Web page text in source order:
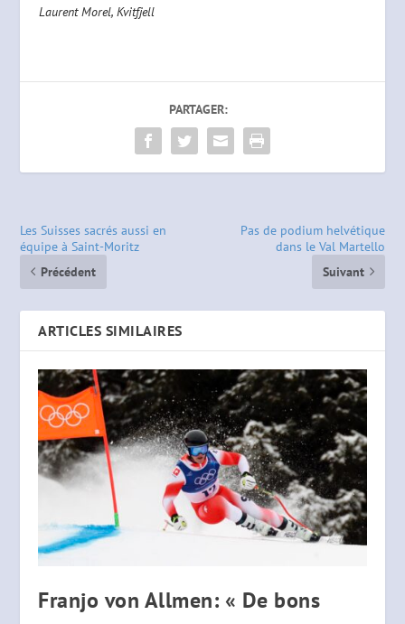
Laurent Morel, Kvitfjell
PARTAGER:
Les Suisses sacrés aussi en
équipe à Saint-Moritz
Précédent
Pas de podium helvétique
dans le Val Martello
Suivant
ARTICLES SIMILAIRES
Franjo von Allmen: « De bons